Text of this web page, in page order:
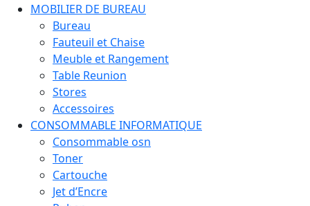
MOBILIER DE BUREAU
Bureau
Fauteuil et Chaise
Meuble et Rangement
Table Reunion
Stores
Accessoires
CONSOMMABLE INFORMATIQUE
Consommable osn
Toner
Cartouche
Jet d’Encre